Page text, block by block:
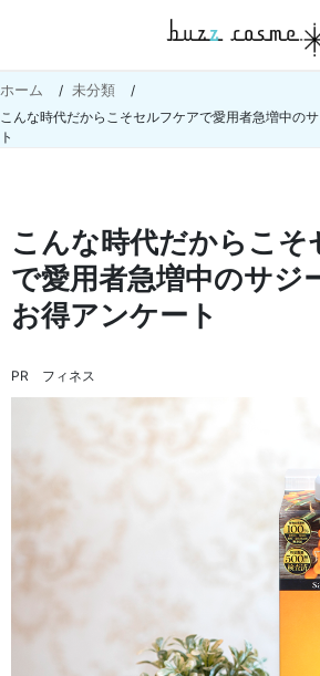
ホーム 未分類
こんな時代だからこそセルフケアで愛用者急増中の
ト
こんな時代だからこそ
で愛用者急増中のサジ
お得アンケート
PR フィネス